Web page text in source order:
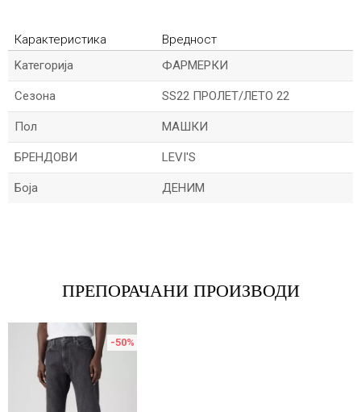
Карактеристика
Вредност
Kатегорија
ФАРМЕРКИ
Сезона SS22 ПРОЛЕТ/ЛЕТО 22
Пол МАШКИ
БРЕНДОВИ LEVI'S
Боја ДЕНИМ
Порака
ПРЕПОРАЧАНИ ПРОИЗВОДИ
-50%